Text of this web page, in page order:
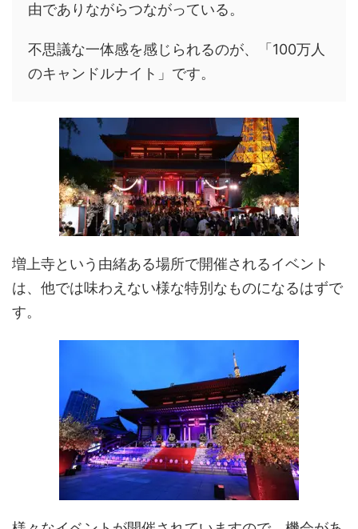
由でありながらつながっている。
不思議な一体感を感じられるのが、「100万人
のキャンドルナイト」です。
増上寺という由緒ある場所で開催されるイベント
は、他では味わえない様な特別なものになるはずで
す。